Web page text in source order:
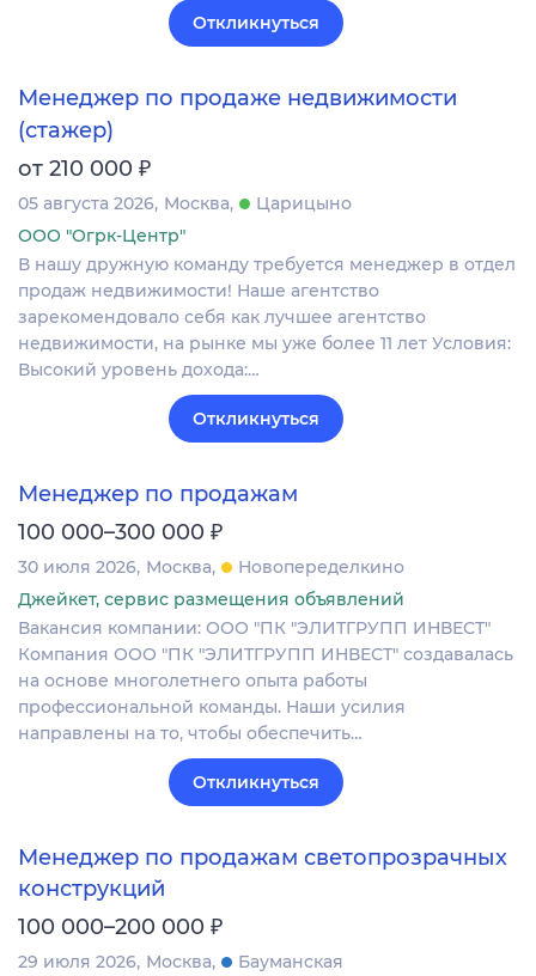
Откликнуться
Менеджер по продаже недвижимости
(стажер)
от 210 000 ₽
05 августа 2026 Москва
Царицыно
ООО "Огрк-Центр"
В нашу дружную команду требуется менеджер в отдел
продаж недвижимости! Наше агентство
зарекомендовало себя как лучшее агентство
недвижимости, на рынке мы уже более 11 лет Условия:
Высокий уровень дохода:…
Откликнуться
Менеджер по продажам
100 000–300 000 ₽
30 июля 2026 Москва
Новопеределкино
Джейкет, сервис размещения объявлений
Вакансия компании: ООО "ПК "ЭЛИТГРУПП ИНВЕСТ"
Компания ООО "ПК "ЭЛИТГРУПП ИНВЕСТ" создавалась
на основе многолетнего опыта работы
профессиональной команды. Наши усилия
направлены на то, чтобы обеспечить…
Откликнуться
Менеджер по продажам светопрозрачных
конструкций
100 000–200 000 ₽
29 июля 2026 Москва
Бауманская